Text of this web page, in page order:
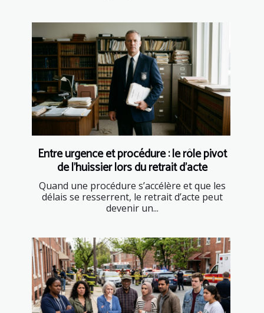
Entre urgence et procédure : le rôle pivot
de l’huissier lors du retrait d’acte
Quand une procédure s’accélère et que les
délais se resserrent, le retrait d’acte peut
devenir un...